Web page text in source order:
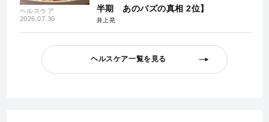
ヘルスケア
2026.07.30
半期 あのバズの真相 2位】
井上晃
ヘルスケア一覧を見る